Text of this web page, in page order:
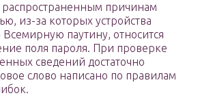
причинам
из-за которых устройства
паутину, относится
поля пароля. При проверке
сведений достаточно
слово написано по правилам